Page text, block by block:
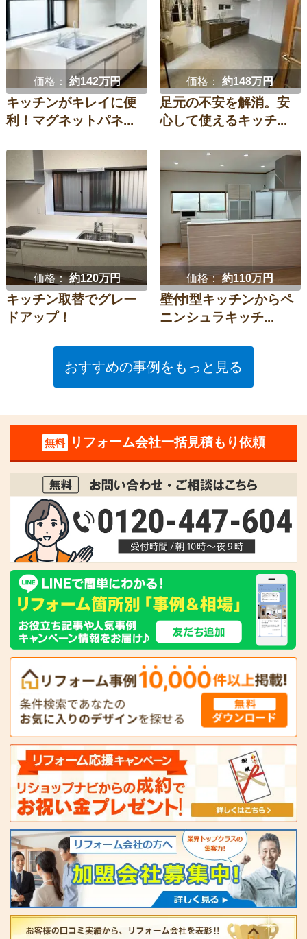
価格：約142万円
キッチンがキレイに便
利！マグネットパネ...
価格：約148万円
足元の不安を解消。安
心して使えるキッチ...
価格：約120万円
キッチン取替でグレー
ドアップ！
価格：約110万円
壁付I型キッチンからペ
ニンシュラキッチ...
おすすめの事例をもっと見る
無料 リフォーム会社一括見積もり依頼